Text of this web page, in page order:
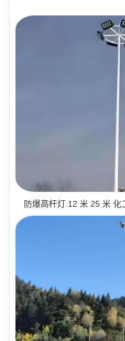
防爆高杆灯 12 米 25 米 化